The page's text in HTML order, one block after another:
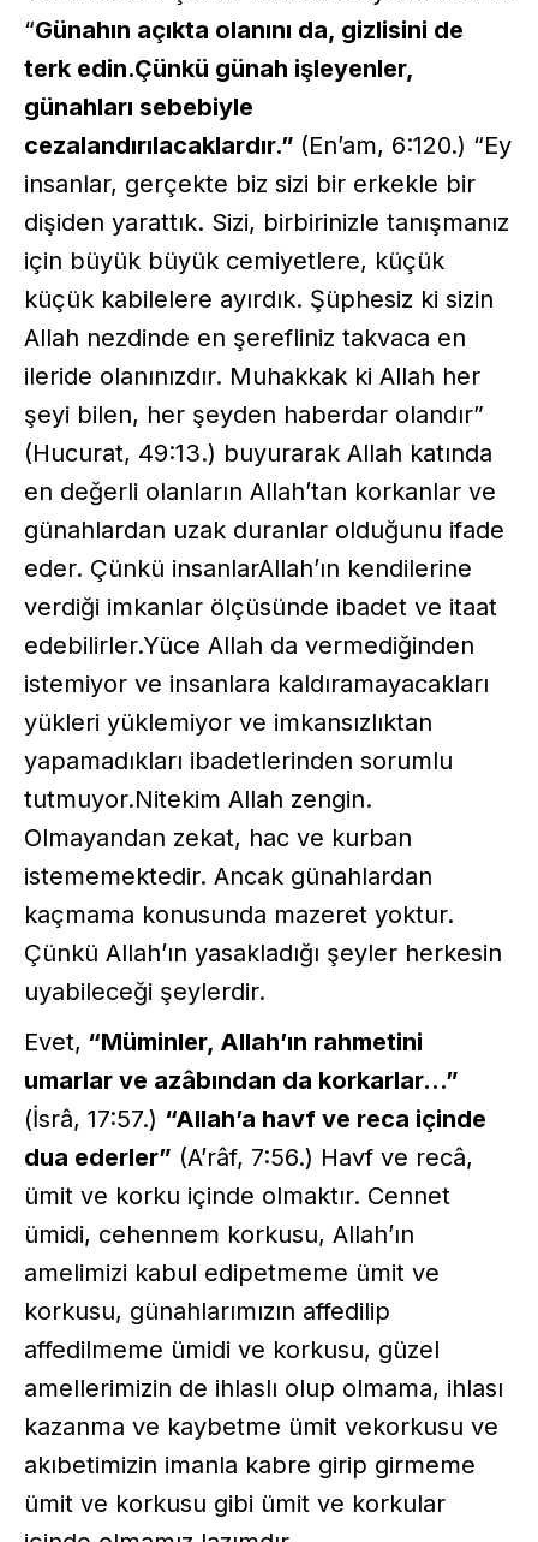
“Günahın açıkta olanını da, gizlisini de
terk edin.Çünkü günah işleyenler,
günahları sebebiyle
cezalandırılacaklardır.” (En’am, 6:120.) “Ey
insanlar, gerçekte biz sizi bir erkekle bir
dişiden yarattık. Sizi, birbirinizle tanışmanız
için büyük büyük cemiyetlere, küçük
küçük kabilelere ayırdık. Şüphesiz ki sizin
Allah nezdinde en şerefliniz takvaca en
ileride olanınızdır. Muhakkak ki Allah her
şeyi bilen, her şeyden haberdar olandır”
(Hucurat, 49:13.) buyurarak Allah katında
en değerli olanların Allah’tan korkanlar ve
günahlardan uzak duranlar olduğunu ifade
eder. Çünkü insanlarAllah’ın kendilerine
verdiği imkanlar ölçüsünde ibadet ve itaat
edebilirler.Yüce Allah da vermediğinden
istemiyor ve insanlara kaldıramayacakları
yükleri yüklemiyor ve imkansızlıktan
yapamadıkları ibadetlerinden sorumlu
tutmuyor.Nitekim Allah zengin.
Olmayandan zekat, hac ve kurban
istememektedir. Ancak günahlardan
kaçmama konusunda mazeret yoktur.
Çünkü Allah’ın yasakladığı şeyler herkesin
uyabileceği şeylerdir.
Evet, “Müminler, Allah’ın rahmetini
umarlar ve azâbından da korkarlar...”
(İsrâ, 17:57.) “Allah’a havf ve reca içinde
dua ederler” (A’râf, 7:56.) Havf ve recâ,
ümit ve korku içinde olmaktır. Cennet
ümidi, cehennem korkusu, Allah’ın
amelimizi kabul edipetmeme ümit ve
korkusu, günahlarımızın affedilip
affedilmeme ümidi ve korkusu, güzel
amellerimizin de ihlaslı olup olmama, ihlası
kazanma ve kaybetme ümit vekorkusu ve
akıbetimizin imanla kabre girip girmeme
ümit ve korkusu gibi ümit ve korkular